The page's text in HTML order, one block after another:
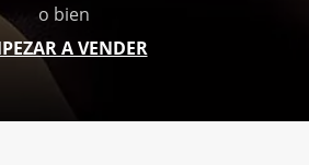
o bien
A VENDER